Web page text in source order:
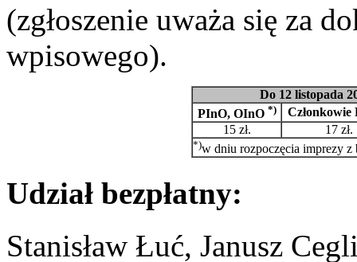
(zgłoszenie uważa się za
wpisowego).
Do 12 listopada
PInO, OInO *)
15 zł.
17 zł.
*)w dniu rozpoczęcia imprezy z
Udział bezpłatny:
Stanisław Łuć, Janusz